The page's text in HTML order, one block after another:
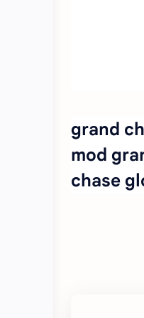
grand
mod
chase